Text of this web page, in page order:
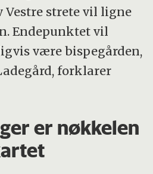
Vestre strete vil ligne
Endepunktet vil
være bispegården,
forklarer
er nøkkelen